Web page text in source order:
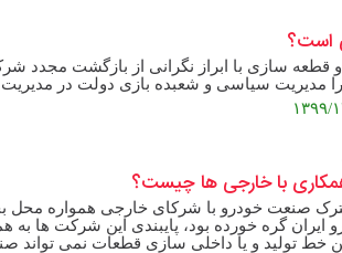
سازی با ابراز نگرانی از بازگشت مجدد
با خارجی ها چیست؟
صنعت خودرو با شرکای خارجی همواره محل
گره خورده بود، پایبندی این شرکت ها به
خط تولید و یا داخلی سازی قطعات نمی تواند